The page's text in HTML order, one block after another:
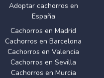
Adoptar cachorros en
España
Cachorros en Madrid
Cachorros en Barcelona
Cachorros en Valencia
Cachorros en Sevilla
Cachorros en Murcia